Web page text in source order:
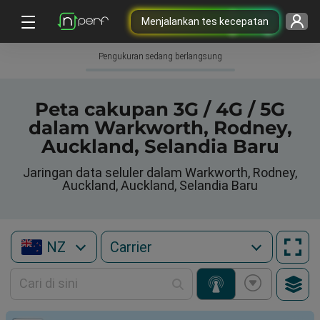
Menjalankan tes kecepatan
Pengukuran sedang berlangsung
Peta cakupan 3G / 4G / 5G
dalam Warkworth, Rodney,
Auckland, Selandia Baru
Jaringan data seluler dalam Warkworth, Rodney,
Auckland, Auckland, Selandia Baru
NZ